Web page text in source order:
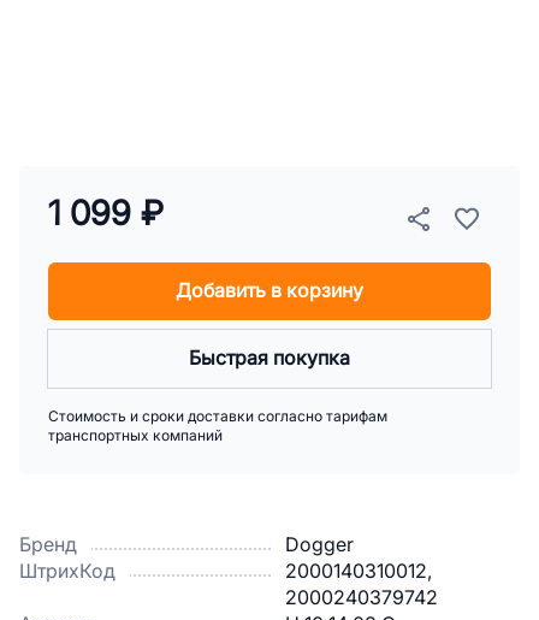
Бренд
Dogger
ШтрихКод
2000140310012,
2000240379742
1 099 ₽
Добавить в корзину
Быстрая покупка
Стоимость и сроки доставки согласно тарифам
транспортных компаний